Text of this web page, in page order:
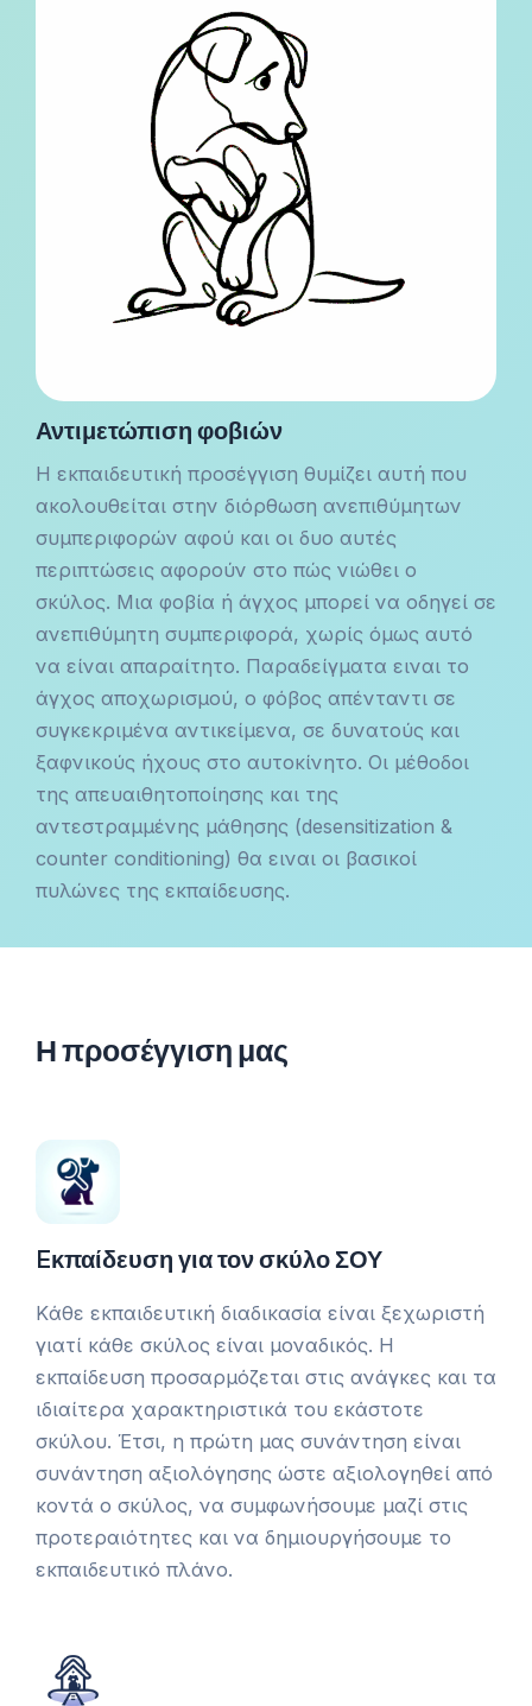
Αντιμετώπιση φοβιών
Η εκπαιδευτική προσέγγιση θυμίζει αυτή που
ακολουθείται στην διόρθωση ανεπιθύμητων
συμπεριφορών αφού και οι δυο αυτές
περιπτώσεις αφορούν στο πώς νιώθει ο
σκύλος. Μια φοβία ή άγχος μπορεί να οδηγεί σε
ανεπιθύμητη συμπεριφορά, χωρίς όμως αυτό
να είναι απαραίτητο. Παραδείγματα ειναι το
άγχος αποχωρισμού, ο φόβος απένταντι σε
συγκεκριμένα αντικείμενα, σε δυνατούς και
ξαφνικούς ήχους στο αυτοκίνητο. Οι μέθοδοι
της απευαιθητοποίησης και της
αντεστραμμένης μάθησης (desensitization &
counter conditioning) θα ειναι οι βασικοί
πυλώνες της εκπαίδευσης.
Η προσέγγιση μας
Eκπαίδευση για τον σκύλο ΣΟΥ
Kάθε εκπαιδευτική διαδικασία είναι ξεχωριστή
γιατί κάθε σκύλος είναι μοναδικός. Η
εκπαίδευση προσαρμόζεται στις ανάγκες και τα
ιδιαίτερα χαρακτηριστικά του εκάστοτε
σκύλου. Έτσι, η πρώτη μας συνάντηση είναι
συνάντηση αξιολόγησης ώστε αξιολογηθεί από
κοντά ο σκύλος, να συμφωνήσουμε μαζί στις
προτεραιότητες και να δημιουργήσουμε το
εκπαιδευτικό πλάνο.